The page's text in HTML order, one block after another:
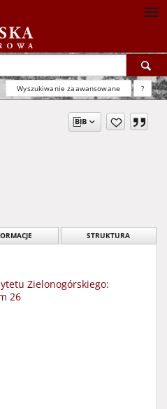
Wyszukiwanie zaawansowane ?
STRUKTURA
Zielonogórskiego:
26